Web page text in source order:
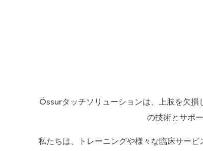
Össurタッチソリューションは、上肢を欠
の技術とサポ
私たちは、トレーニングや様々な臨床サー